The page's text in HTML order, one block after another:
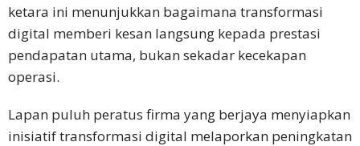
ketara ini menunjukkan bagaimana transformasi
digital memberi kesan langsung kepada prestasi
pendapatan utama, bukan sekadar kecekapan
operasi.​
Lapan puluh peratus firma yang berjaya menyiapkan
inisiatif transformasi digital melaporkan peningkatan